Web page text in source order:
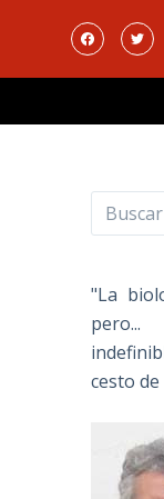
Buscar
"La
cesto de